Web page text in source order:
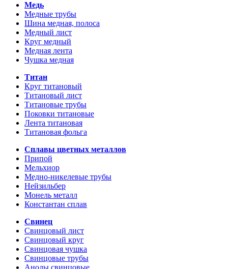
Медь
Медные трубы
Шина медная, полоса
Медный лист
Круг медный
Медная лента
Чушка медная
Титан
Круг титановый
Титановый лист
Титановые трубы
Поковки титановые
Лента титановая
Титановая фольга
Сплавы цветных металлов
Припой
Мельхиор
Медно-никелевые трубы
Нейзильбер
Монель металл
Константан сплав
Свинец
Свинцовый лист
Свинцовый круг
Свинцовая чушка
Свинцовые трубы
Аноды свинцовые